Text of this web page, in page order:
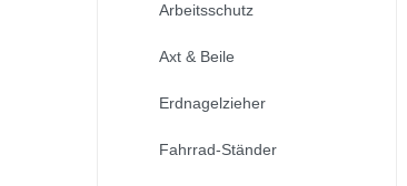
Arbeitsschutz
Axt & Beile
Erdnagelzieher
Fahrrad-Ständer